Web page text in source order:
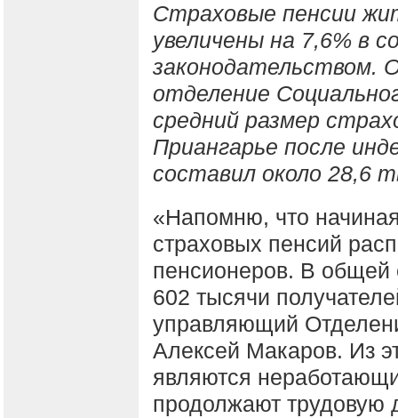
Страховые пенсии
увеличены на 7,6% в
законодательством.
отделение
средний размер
Приангарье после
составил около 28,6
«Напомню, что
страховых пенсий
пенсионеров. В общей
602 тысячи
управляющий
Алексей Макаров. Из
являются
продолжают трудовую